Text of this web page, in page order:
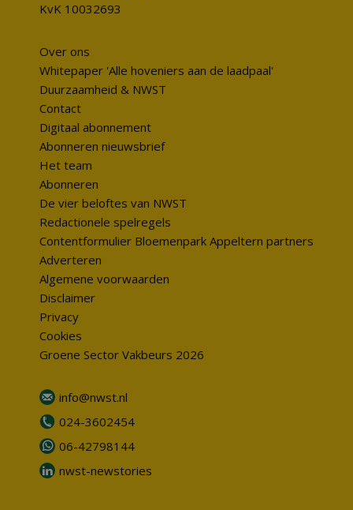
KvK 10032693
Over ons
Whitepaper 'Alle hoveniers aan de laadpaal'
Duurzaamheid & NWST
Contact
Digitaal abonnement
Abonneren nieuwsbrief
Het team
Abonneren
De vier beloftes van NWST
Redactionele spelregels
Contentformulier Bloemenpark Appeltern partners
Adverteren
Algemene voorwaarden
Disclaimer
Privacy
Cookies
Groene Sector Vakbeurs 2026
info@nwst.nl
024-3602454
06-42798144
nwst-newstories